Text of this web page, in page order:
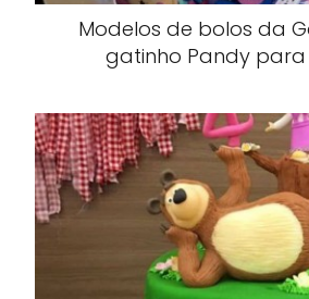
Modelos de bolos da
gatinho Pandy